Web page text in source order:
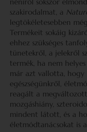
szakirodalmat, a
legtökéletesebben
Termékeit sokáig
ehhez szükséges
tünetekről, a jelekről
termék, ha nem
már azt vallotta,
egészségünkről,
reagált a megváltozott
mozgáshiány,
mindent látott, és a
életmódtanácsokat is